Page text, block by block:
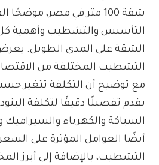
شقة 100 متر في مصر،
التأسيس والتشطيب وأهمية
الشقة على المدى الطويل.
التشطيب المختلفة من
مع توضيح أن التكلفة تتغير
يقدم تفصيلًا دقيقًا لتكلفة
السباكة والكهرباء
أيضًا العوامل المؤثرة على
التشطيب، بالإضافة إلى أبرز